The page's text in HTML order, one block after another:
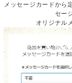
メッセージカードから
セー
オリジナル